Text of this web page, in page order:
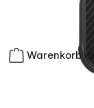
Warenkorb